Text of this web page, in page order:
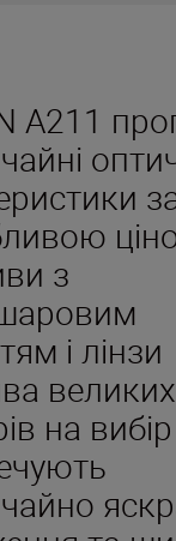
A211
з
і лінзи
великих
на вибір